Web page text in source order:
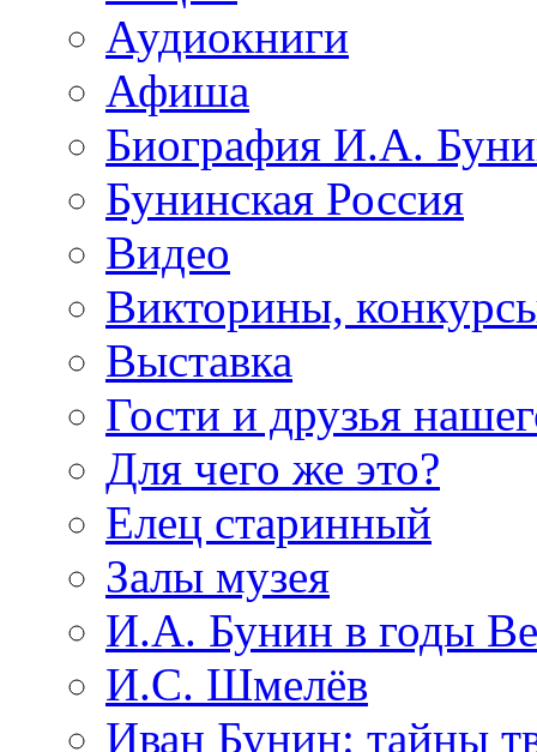
Аудиокниги
Афиша
Биография И.А.
Бунинская Россия
Видео
Викторины,
Выставка
Гости и друзья
Для чего же это?
Елец старинный
Залы музея
И.А. Бунин в годы
И.С. Шмелёв
Иван Бунин: тайны